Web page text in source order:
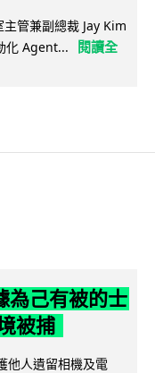
管兼副總裁 Jay Kim
化 Agent...
閱讀全
為己有被的士
被捕
他人遺留相機及電